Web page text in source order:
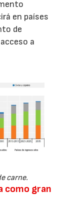
en países
de
a
carne.
como gran